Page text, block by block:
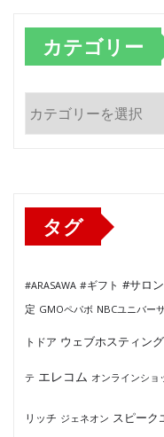
カテゴリー
テ
タグ
#ARASAWA #ギフト #サロ
定 GMOペパボ NBCユニバー
トドア ウェブホスティング
テ エレコム オンラインショ
リッチ ジェネオン スピーク